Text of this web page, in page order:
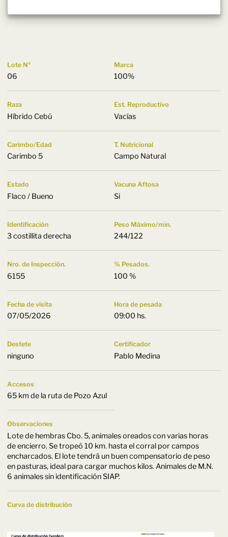
Lote Nº
06
Marca
100%
Raza
Híbrido Cebú
Est. Reproductivo
Vacías
Carimbo/Edad
Carimbo 5
T. Nutricional
Campo Natural
Estado
Flaco / Bueno
Vacuna Aftosa
Si
Identificación
3 costillita derecha
Peso Máximo/min.
244/122
Nro. de Inspección.
6155
% Pesados.
100 %
Fecha de visita
07/05/2026
Hora de pesada
09:00 hs.
Destete
ninguno
Certificador
Pablo Medina
Accesos
65 km de la ruta de Pozo Azul
Observaciones
Lote de hembras Cbo. 5, animales oreados con varias horas
de encierro. Se tropeó 10 km. hasta el corral por campos
encharcados. El lote tendrá un buen compensatorio de peso
en pasturas, ideal para cargar muchos kilos. Animales de M.N.
6 animales sin identificación SIAP.
Curva de distribución